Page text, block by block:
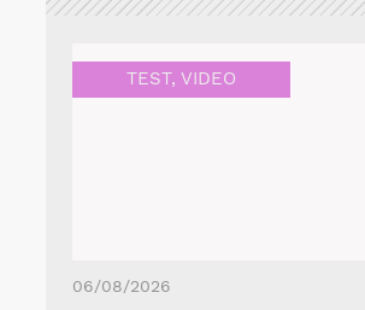
TEST, VIDEO
06/08/2026